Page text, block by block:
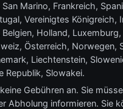
Marino, Frankreich,
Vereinigtes Königreich,
Holland,
Österreich, Norwegen,
Liechtenstein,
Republik, Slowakei.
Gebühren an. Sie
Abholung informieren. Sie